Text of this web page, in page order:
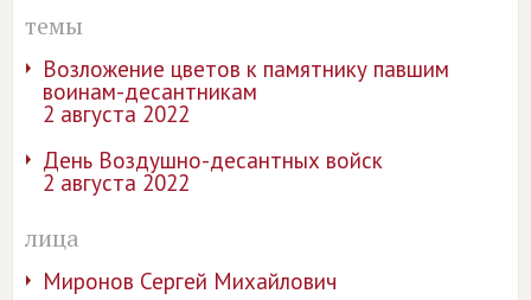
темы
Возложение цветов к памятнику павшим
воинам-десантникам
2 августа 2022
День Воздушно-десантных войск
2 августа 2022
лица
Миронов Сергей Михайлович